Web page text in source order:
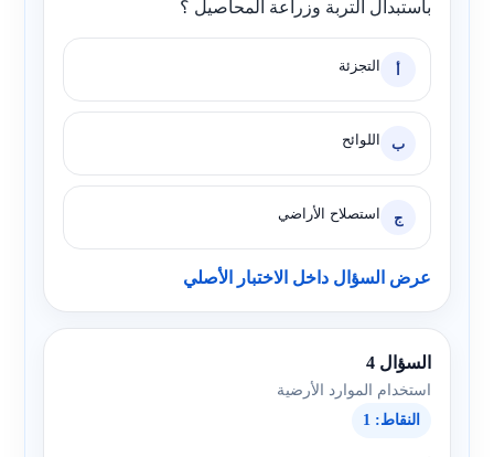
باستبدال التربة وزراعة المحاصيل ؟
أ التجزئة
ب اللوائح
ج استصلاح الأراضي
عرض السؤال داخل الاختبار الأصلي
السؤال 4
استخدام الموارد الأرضية
النقاط: 1